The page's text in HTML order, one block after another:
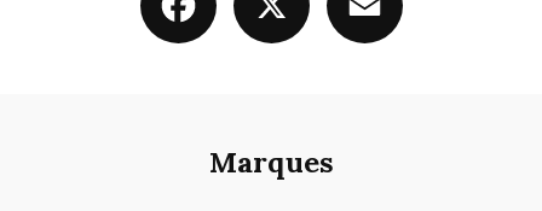
Marques